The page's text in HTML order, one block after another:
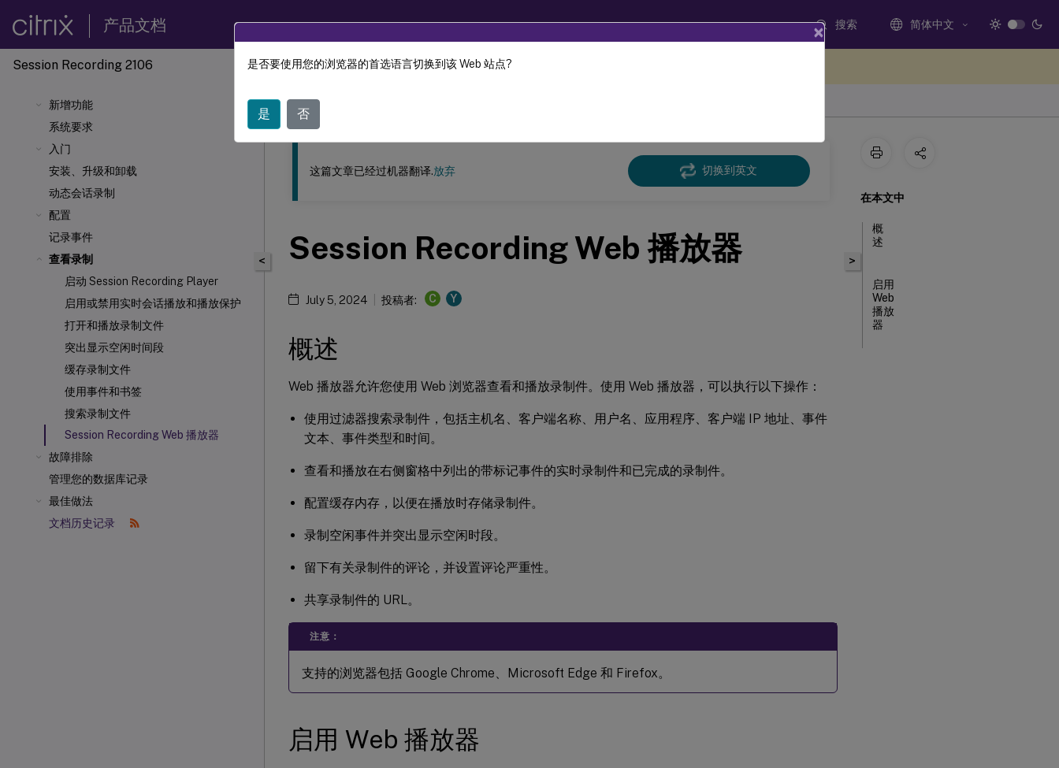
产品文档 搜索 简体中文
Session Recording 2106
新增功能
系统要求
入门
安装、升级和卸载
动态会话录制
配置
记录事件
查看录制
启动 Session Recording Player
启用或禁用实时会话播放和播放保护
打开和播放录制文件
突出显示空闲时间段
缓存录制文件
使用事件和书签
搜索录制文件
Session Recording Web 播放器
故障排除
管理您的数据库记录
最佳做法
文档历史记录
此内容已经过机器动态翻译。
<
这篇文章已经过机器翻译.放弃 切换到英文
Session Recording Web 播放器
July 5, 2024 投稿者: C Y
概述
Web 播放器允许您使用 Web 浏览器查看和播放录制件。使用 Web 播放器，可以执行以下操作：
使用过滤器搜索录制件，包括主机名、客户端名称、用户名、应用程序、客户端 IP 地址、事件
文本、事件类型和时间。
查看和播放在右侧窗格中列出的带标记事件的实时录制件和已完成的录制件。
配置缓存内存，以便在播放时存储录制件。
录制空闲事件并突出显示空闲时段。
留下有关录制件的评论，并设置评论严重性。
共享录制件的 URL。
注意：
支持的浏览器包括 Google Chrome、Microsoft Edge 和 Firefox。
启用 Web 播放器
>
在本文中
概
述
启用
Web
播放
器
×
是否要使用您的浏览器的首选语言切换到该 Web 站点?
是 否